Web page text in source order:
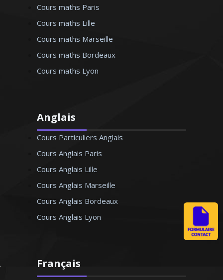
Cours maths Paris
Cours maths Lille
Cours maths Marseille
Cours maths Bordeaux
Cours maths Lyon
Anglais
Cours Particuliers Anglais
Cours Anglais Paris
Cours Anglais Lille
Cours Anglais Marseille
Cours Anglais Bordeaux
Cours Anglais Lyon
Français